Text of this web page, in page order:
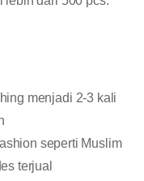
menjadi 2-3 kali
seperti Muslim
terjual